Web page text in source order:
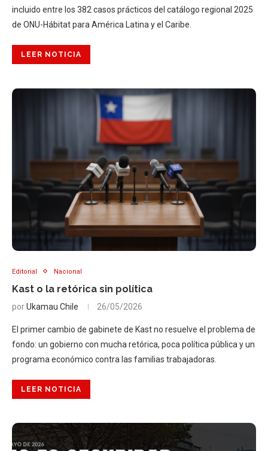
incluido entre los 382 casos prácticos del catálogo regional 2025
de ONU-Hábitat para América Latina y el Caribe.
LEER NOTICIA
Editorial Nacional
Kast o la retórica sin política
porUkamau Chile 26/05/2026
El primer cambio de gabinete de Kast no resuelve el problema de
fondo: un gobierno con mucha retórica, poca política pública y un
programa económico contra las familias trabajadoras.
LEER NOTICIA